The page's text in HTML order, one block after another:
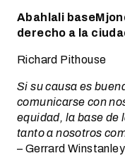
Abahlali
derecho a la
Richard Pithouse
Si su causa es
comunicarse con
equidad, la base de
tanto a nosotros
– Gerrard Winstanley